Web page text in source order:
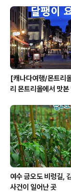
[캐나다여행/몬트리
리 몬트리올에서 맛본
여수 금오도 비렁길,
사건이 일어난 곳